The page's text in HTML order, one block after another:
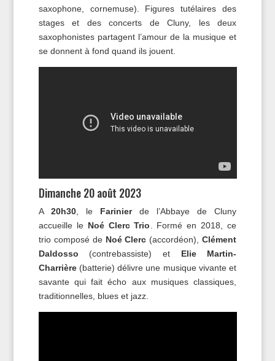
saxophone, cornemuse). Figures tutélaires des
stages et des concerts de Cluny, les deux
saxophonistes partagent l’amour de la musique et
se donnent à fond quand ils jouent.
Dimanche 20 août 2023
A 20h30, le Farinierde l’Abbaye de Cluny
accueille le Noé Clerc Trio . Formé en 2018, ce
trio composé de Noé Clerc (accordéon),Clément
Daldosso (contrebassiste) et Elie Martin-
Charrière(batterie) délivre une musique vivante et
savante qui fait écho aux musiques classiques,
traditionnelles, blues et jazz.